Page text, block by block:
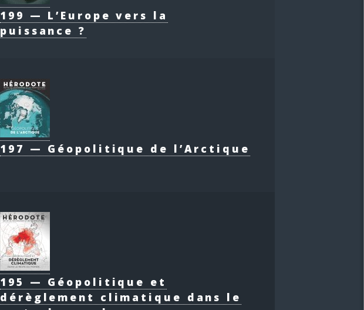
199 — L’Europe vers la
puissance ?
197 — Géopolitique de l’Arctique
195 — Géopolitique et
dérèglement climatique dans le